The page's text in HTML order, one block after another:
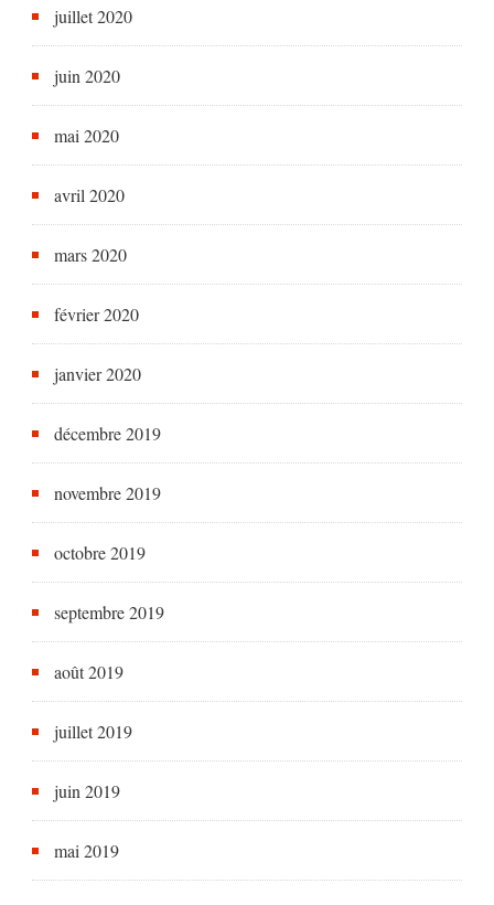
juillet 2020
juin 2020
mai 2020
avril 2020
mars 2020
février 2020
janvier 2020
décembre 2019
novembre 2019
octobre 2019
septembre 2019
août 2019
juillet 2019
juin 2019
mai 2019